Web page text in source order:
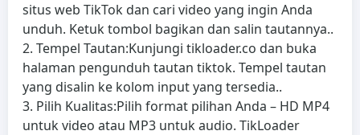
situs web TikTok dan cari video yang ingin Anda
unduh. Ketuk tombol bagikan dan salin tautannya..
Tempel Tautan:Kunjungi tikloader.co dan buka
halaman pengunduh tautan tiktok. Tempel tautan
yang disalin ke kolom input yang tersedia..
Pilih Kualitas:Pilih format pilihan Anda – HD MP4
untuk video atau MP3 untuk audio. TikLoader